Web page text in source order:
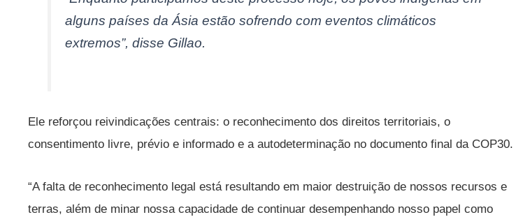
alguns países da Ásia estão sofrendo com eventos climáticos
extremos”, disse Gillao.
Ele reforçou reivindicações centrais: o reconhecimento dos direitos territoriais, o
consentimento livre, prévio e informado e a autodeterminação no documento final da COP30.
“A falta de reconhecimento legal está resultando em maior destruição de nossos recursos e
terras, além de minar nossa capacidade de continuar desempenhando nosso papel como